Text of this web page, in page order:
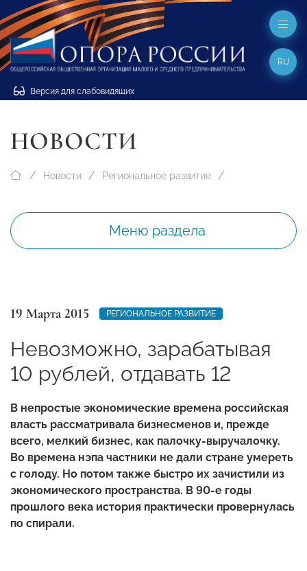
Версия для слабовидящих
RU
НОВОСТИ
Новости Региональное развитие
Меню раздела
19 Марта 2015 РЕГИОНАЛЬНОЕ РАЗВИТИЕ
Невозможно, зарабатывая
10 рублей, отдавать 12
В непростые экономические времена российская
власть рассматривала бизнесменов и, прежде
всего, мелкий бизнес, как палочку-выручалочку.
Во времена нэпа частники не дали стране умереть
с голоду. Но потом также быстро их зачистили из
экономического пространства. В 90-е годы
прошлого века история практически провернулась
по спирали.